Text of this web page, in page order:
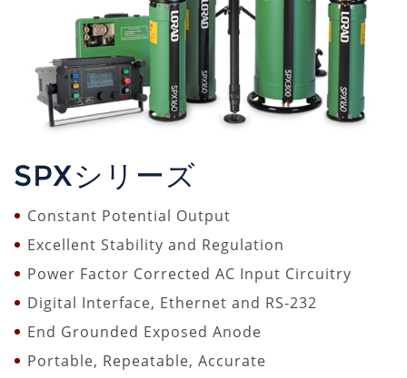
SPXシリーズ
Constant Potential Output
Excellent Stability and Regulation
Power Factor Corrected AC Input Circuitry
Digital Interface, Ethernet and RS-232
End Grounded Exposed Anode
Portable, Repeatable, Accurate